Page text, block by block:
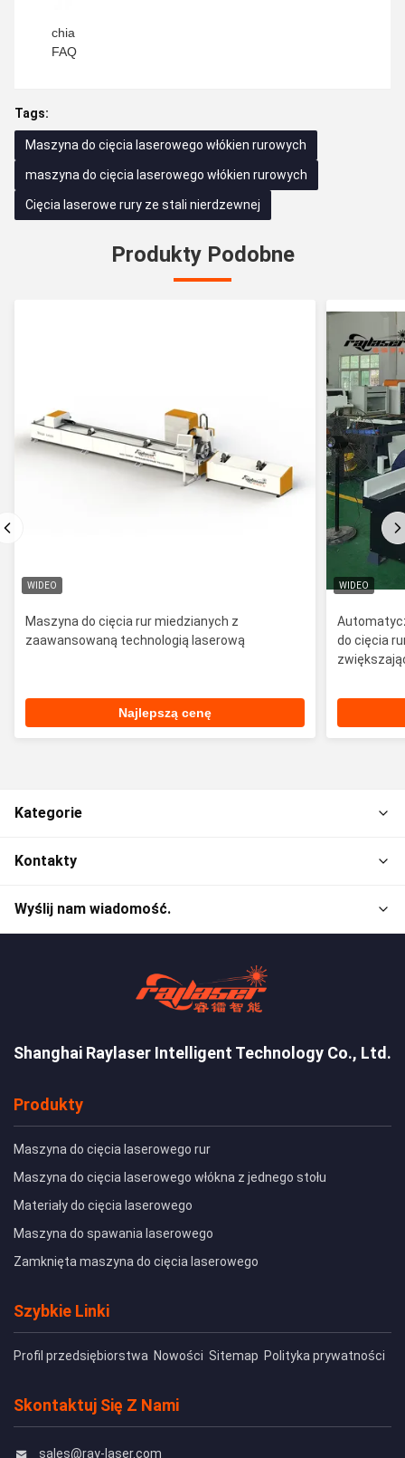
chia
FAQ
Tags:
Maszyna do cięcia laserowego włókien rurowych
maszyna do cięcia laserowego włókien rurowych
Cięcia laserowe rury ze stali nierdzewnej
Produkty Podobne
WIDEO
Maszyna do cięcia rur miedzianych z
zaawansowaną technologią laserową
Najlepszą cenę
WIDEO
do cięcia
Kategorie
Kontakty
Wyślij nam wiadomość.
Shanghai Raylaser Intelligent Technology Co., Ltd.
Produkty
Maszyna do cięcia laserowego rur
Maszyna do cięcia laserowego włókna z jednego stołu
Materiały do cięcia laserowego
Maszyna do spawania laserowego
Zamknięta maszyna do cięcia laserowego
Szybkie Linki
Profil przedsiębiorstwa Nowości Sitemap Polityka prywatności
Skontaktuj Się Z Nami
sales@ray-laser.com